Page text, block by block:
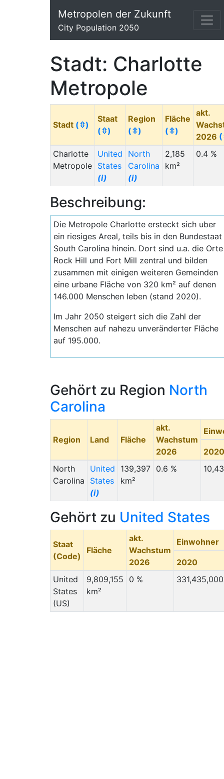
Metropolen der Zukunft
City Population 2050
Stadt: Charlotte
Metropole
Stadt (⇳)
Staat
(⇳)
Region
(⇳)
Fläche
(⇳)
akt.
2026
Charlotte
Metropole
United
States
(i)
North
Carolina
(i)
2,185
km²
0.4 %
Beschreibung:
Die Metropole Charlotte ersteckt sich uber
ein riesiges Areal, teils bis in den Bundestaat
South Carolina hinein. Dort sind u.a. die Orte
Rock Hill und Fort Mill zentral und bilden
zusammen mit einigen weiteren Gemeinden
eine urbane Fläche von 320 km² auf denen
146.000 Menschen leben (stand 2020).
Im Jahr 2050 steigert sich die Zahl der
Menschen auf nahezu unveränderter Fläche
auf 195.000.
Gehört zu Region North
Carolina
Region Land Fläche
akt.
Wachstum
2026
2020
North
Carolina
United
States
(i)
139,397
km²
0.6 %
Gehört zu United States
Staat
(Code)
Fläche
akt.
Wachstum
2026
Einwohner
2020
United
States
(US)
9,809,155
km²
0 % 331,435,000